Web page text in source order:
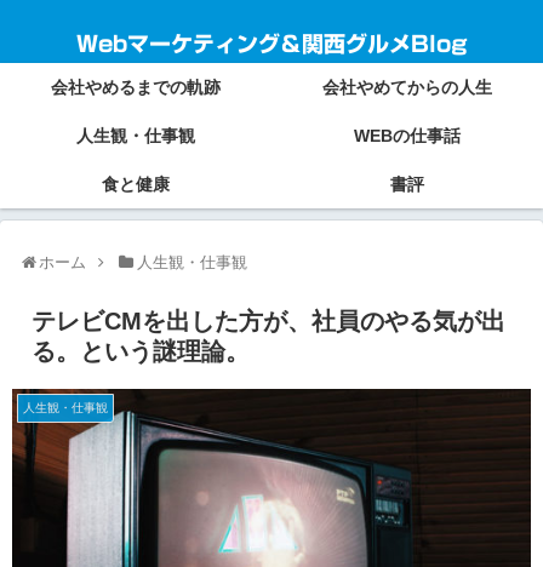
Webマーケティング＆関西グルメBlog
会社やめるまでの軌跡 会社やめてからの人生
人生観・仕事観 WEBの仕事話
食と健康 書評
ホーム 人生観・仕事観
テレビCMを出した方が、社員のやる気が出
る。という謎理論。
人生観・仕事観